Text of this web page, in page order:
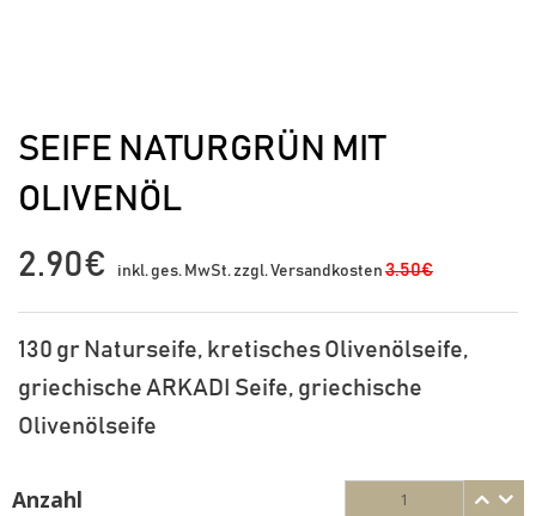
SEIFE NATURGRÜN MIT
OLIVENÖL
2.90€
inkl. ges. MwSt. zzgl. Versandkosten 3.50€
130 gr Naturseife, kretisches Olivenölseife,
griechische ARKADI Seife, griechische
Olivenölseife
Anzahl